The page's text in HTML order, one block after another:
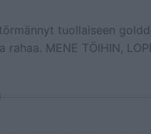
tuollaiseen
MENE TÖIHIN,